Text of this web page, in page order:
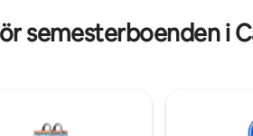
en
och
Stort vardagsrum i öppen
med modernt kök utrustat
utomhusdusch för stunder av
avkoppling. Centralt läge,
semesterboenden i